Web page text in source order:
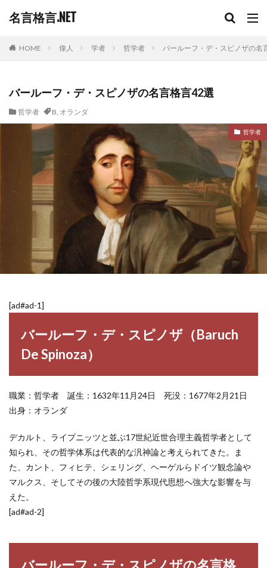
名言格言.NET
HOME 偉人 学者 哲学者 バールーフ・デ・スピノザの名
バールーフ・デ・スピノザの名言格言42選
哲学者 B, オランダ
哲学者
[ad#ad-1]
バールーフ・デ・スピノザ（Baruch
De Spinoza）
職業：哲学者 誕生：1632年11月24日 死没：1677年2月21日
出身：オランダ
デカルト、ライプニッツと並ぶ17世紀近世合理主義哲学者として
知られ、その哲学体系は代表的な汎神論と考えられてきた。ま
た、カント、フィヒテ、シェリング、ヘーゲルらドイツ観念論や
マルクス、そしてその後の大陸哲学系現代思想へ強大な影響を与
えた。
[ad#ad-2]
バールーフ・デ・スピノザの名言格